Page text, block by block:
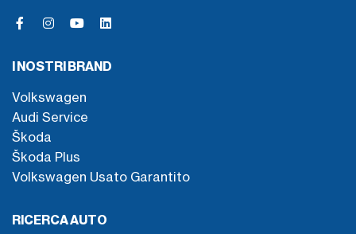
I NOSTRI BRAND
Volkswagen
Audi Service
Škoda
Škoda Plus
Volkswagen Usato Garantito
RICERCA AUTO